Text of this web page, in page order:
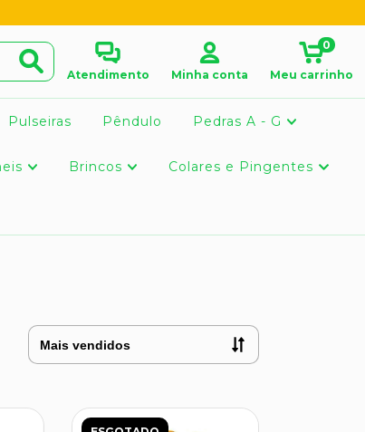
Atendimento Minha conta Meu carrinho
0
Pulseiras Pêndulo Pedras A - G
Brincos Colares e Pingentes